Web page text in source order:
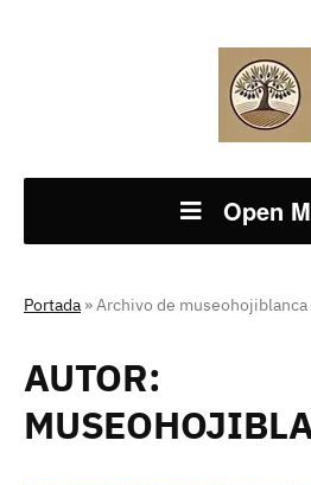
Open
Portada »Archivo de museohojiblanca
AUTOR: